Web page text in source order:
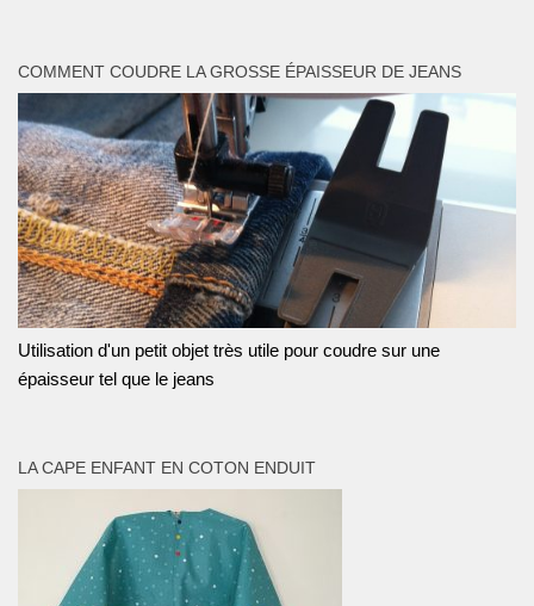
COMMENT COUDRE LA GROSSE ÉPAISSEUR DE JEANS
Utilisation d'un petit objet très utile pour coudre sur une
épaisseur tel que le jeans
LA CAPE ENFANT EN COTON ENDUIT